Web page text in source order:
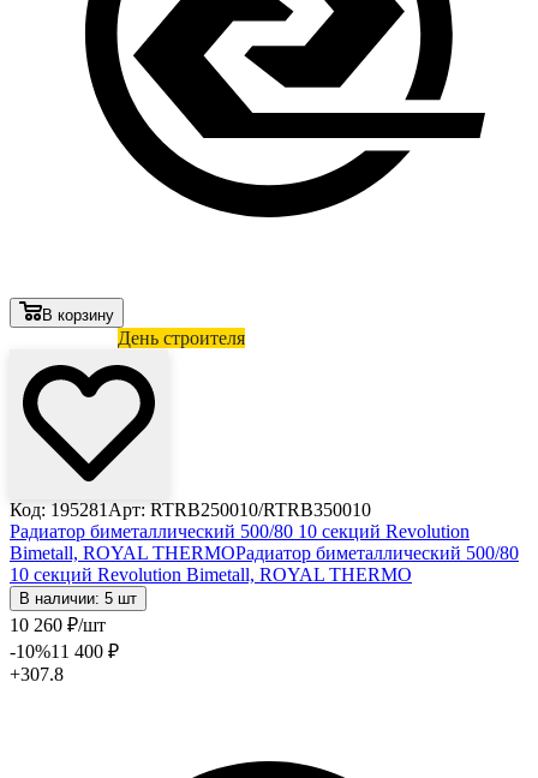
В корзину
День строителя
Код: 195281 Арт: RTRB250010/RTRB350010
Радиатор биметаллический 500/80 10 секций Revolution
Bimetall, ROYAL THERMOРадиатор биметаллический 500/80
10 секций Revolution Bimetall, ROYAL THERMO
В наличии: 5 шт
10 260 ₽/шт
-10%11 400 ₽
+307.8